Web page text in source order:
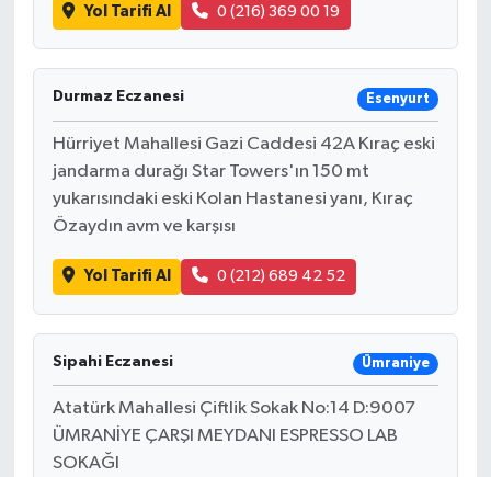
Yol Tarifi Al 0 (216) 369 00 19
Durmaz Eczanesi Esenyurt
Hürriyet Mahallesi Gazi Caddesi 42A Kıraç eski
jandarma durağı Star Towers'ın 150 mt
yukarısındaki eski Kolan Hastanesi yanı, Kıraç
Özaydın avm ve karşısı
Yol Tarifi Al 0 (212) 689 42 52
Sipahi Eczanesi Ümraniye
Atatürk Mahallesi Çiftlik Sokak No:14 D:9007
ÜMRANİYE ÇARŞI MEYDANI ESPRESSO LAB
SOKAĞI